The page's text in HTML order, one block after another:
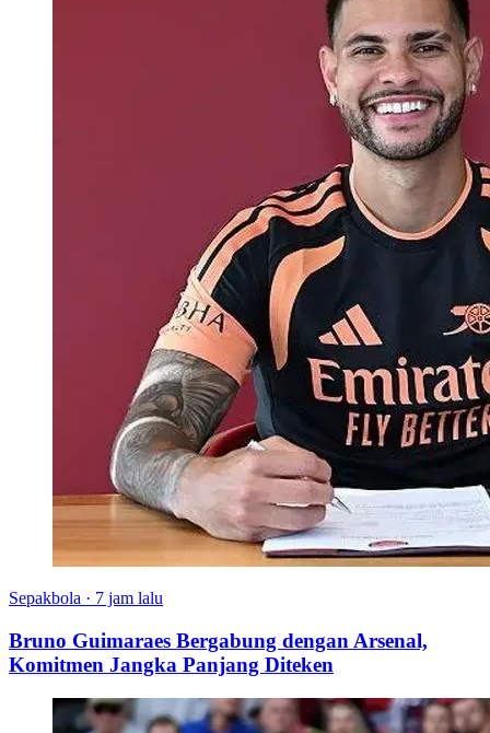
Sepakbola · 7 jam lalu
Bruno Guimaraes Bergabung dengan Arsenal,
Komitmen Jangka Panjang Diteken